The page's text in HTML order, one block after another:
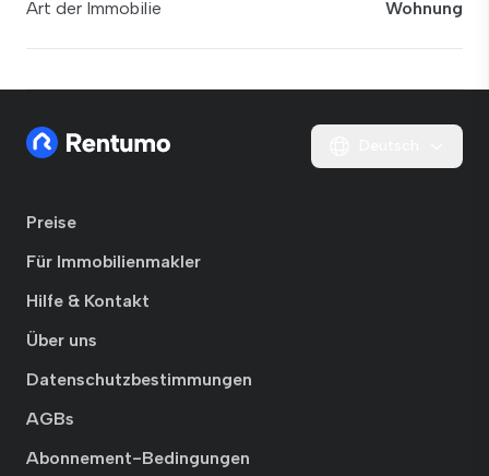
Art der Immobilie
Wohnung
Preise
Für Immobilienmakler
Hilfe & Kontakt
Über uns
Datenschutzbestimmungen
AGBs
Abonnement-Bedingungen